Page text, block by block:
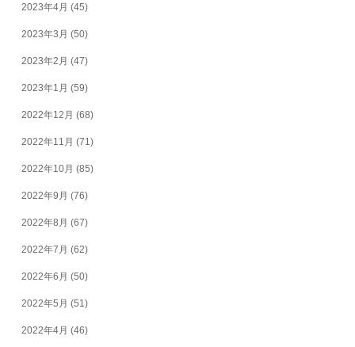
2023年4月 (45)
2023年3月 (50)
2023年2月 (47)
2023年1月 (59)
2022年12月 (68)
2022年11月 (71)
2022年10月 (85)
2022年9月 (76)
2022年8月 (67)
2022年7月 (62)
2022年6月 (50)
2022年5月 (51)
2022年4月 (46)